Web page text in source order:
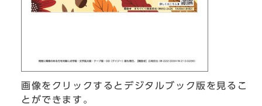
画像をクリックするとデジタルブック版を見るこ
とができます。